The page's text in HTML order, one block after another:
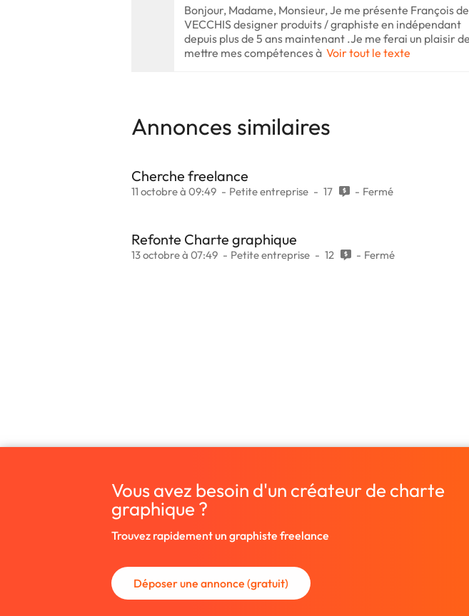
Bonjour, Madame, Monsieur, Je me présente François de
VECCHIS designer produits / graphiste en indépendant
depuis plus de 5 ans maintenant .Je me ferai un plaisir de
mettre mes compétences à Voir tout le texte
Annonces similaires
Cherche freelance
11 octobre à 09:49 Petite entreprise 17 Fermé
Refonte Charte graphique
13 octobre à 07:49 Petite entreprise 12 Fermé
Vous avez besoin d'un créateur de charte
graphique ?
Trouvez rapidement un graphiste freelance
Déposer une annonce (gratuit)